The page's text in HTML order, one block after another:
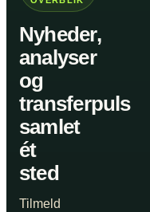
Nyheder,
analyser
og
transferpuls
samlet
ét
sted
Tilmeld